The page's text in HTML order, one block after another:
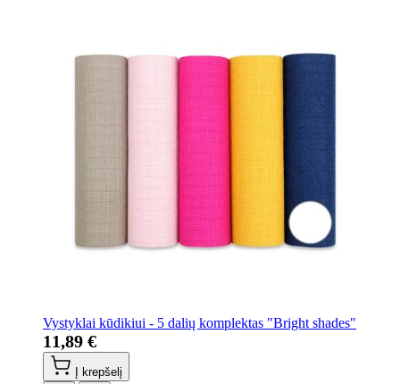
Vystyklai kūdikiui - 5 dalių komplektas "Bright shades"
11,89 €
Į krepšelį